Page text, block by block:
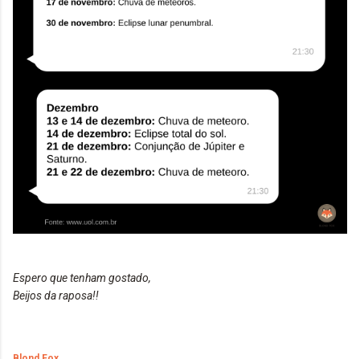
Espero que tenham gostado,
Beijos da raposa!!